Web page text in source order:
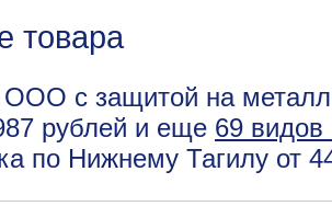
товара
ООО с защитой на
рублей и еще 69 видов
по Нижнему Тагилу от